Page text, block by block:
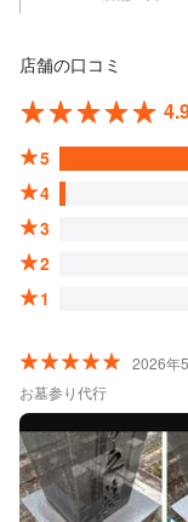
店舗の口コミ
5
4
3
2
1
2026年
お墓参り代行